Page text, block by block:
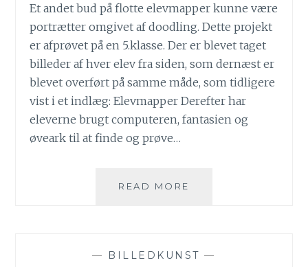
Et andet bud på flotte elevmapper kunne være
portrætter omgivet af doodling. Dette projekt
er afprøvet på en 5.klasse. Der er blevet taget
billeder af hver elev fra siden, som dernæst er
blevet overført på samme måde, som tidligere
vist i et indlæg: Elevmapper Derefter har
eleverne brugt computeren, fantasien og
øveark til at finde og prøve…
READ MORE
— BILLEDKUNST —